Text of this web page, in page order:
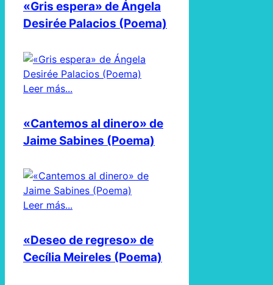
«Gris espera» de Ángela
Desirée Palacios (Poema)
Leer más...
«Cantemos al dinero» de
Jaime Sabines (Poema)
Leer más...
«Deseo de regreso» de
Cecília Meireles (Poema)